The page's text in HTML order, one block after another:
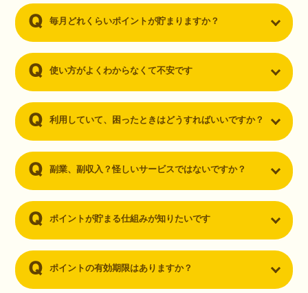
毎月どれくらいポイントが貯まりますか？
使い方がよくわからなくて不安です
利用していて、困ったときはどうすればいいですか？
副業、副収入？怪しいサービスではないですか？
ポイントが貯まる仕組みが知りたいです
ポイントの有効期限はありますか？